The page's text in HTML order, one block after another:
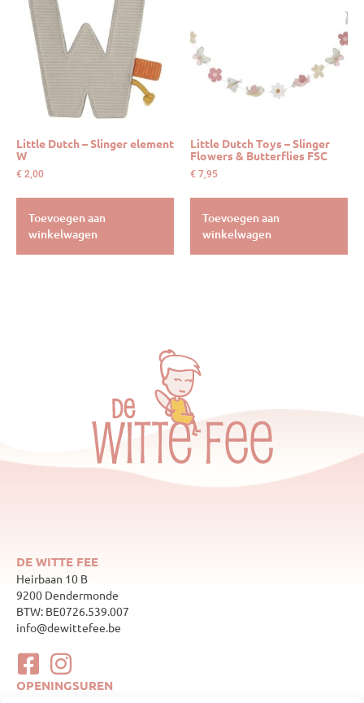
Little Dutch – Slinger element
W
€ 2,00
Toevoegen aan
winkelwagen
Little Dutch Toys – Slinger
Flowers & Butterflies FSC
€ 7,95
Toevoegen aan
winkelwagen
DE WITTE FEE
Heirbaan 10 B
9200 Dendermonde
BTW: BE0726.539.007
info@dewittefee.be
OPENINGSUREN